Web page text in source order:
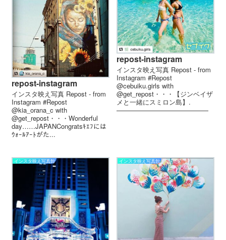
repost-instagram
インスタ映え写真 Repost - from
Instagram #Repost
@kia_orana_c with
@get_repost・・・Wonderful
day……JAPANCongratsｷｴﾌには
ｳｫｰﾙｱｰﾄがた...
repost-instagram
インスタ映え写真 Repost - from
Instagram #Repost
@cebuiku.girls with
@get_repost・・・【ジンベイザ
メと一緒にスミロン島】.
——————————————
インスタ映え写真館 インスタ映え写真館